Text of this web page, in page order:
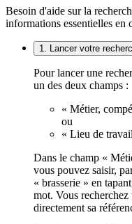
Besoin d'aide sur la
informations essentielles en
1. Lancer votre
Pour lancer une
un des deux champs :
« Métier,
ou
« Lieu de
Dans le champ «
vous pouvez saisir,
« brasserie » en
mot. Vous recherchez
directement sa